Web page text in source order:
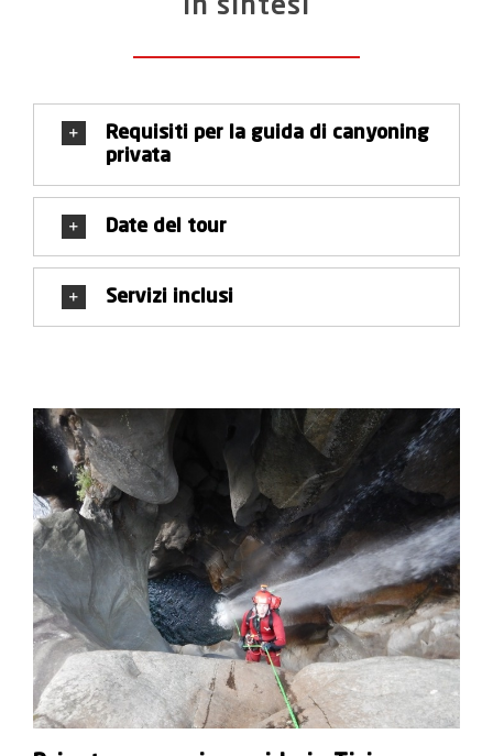
In sintesi
Requisiti per la guida di canyoning
privata
Date del tour
Servizi inclusi